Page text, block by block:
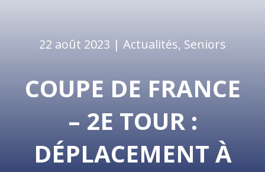
22 août 2023 | Actualités, Seniors
COUPE DE FRANCE
– 2E TOUR :
DÉPLACEMENT À